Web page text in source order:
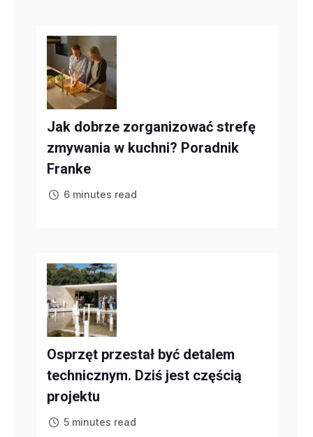
Jak dobrze zorganizować strefę
zmywania w kuchni? Poradnik
Franke
6 minutes read
Osprzęt przestał być detalem
technicznym. Dziś jest częścią
projektu
5 minutes read